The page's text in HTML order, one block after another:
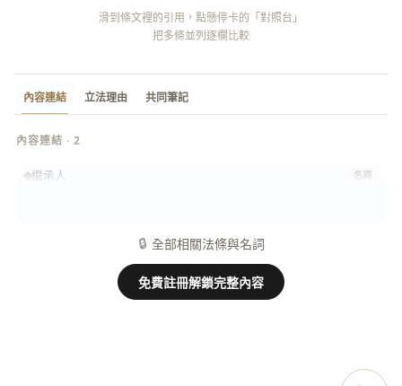
滑到條文裡的引用，點懸停卡的「對照台」
把多條並列逐欄比較
內容連結 立法理由 共同筆記
內容連結 · 2
繼承人 名詞
🔒 全部相關法條與名詞
免費註冊解鎖完整內容